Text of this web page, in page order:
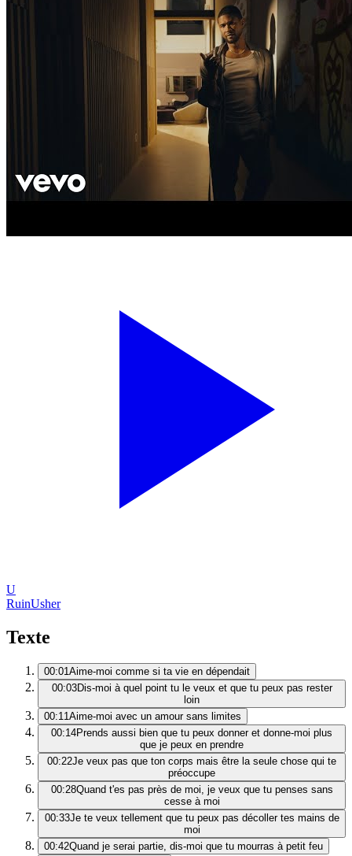
U
RuinUsher
Texte
00:01Aime-moi comme si ta vie en dépendait
00:03Dis-moi à quel point tu le veux et que tu peux pas rester
loin
00:11Aime-moi avec un amour sans limites
00:14Prends aussi bien que tu peux donner et donne-moi plus
que je peux en prendre
00:22Je veux pas que ton corps mais être la seule chose qui te
préoccupe
00:28Quand t'es pas près de moi, je veux que tu penses sans
cesse à moi
00:33Je te veux tellement que tu peux pas décoller tes mains de
moi
00:42Quand je serai partie, dis-moi que tu mourras à petit feu